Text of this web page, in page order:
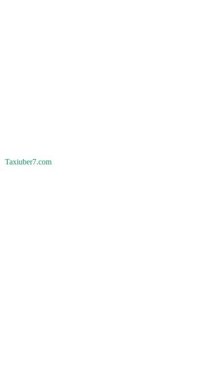
Taxiuber7.com